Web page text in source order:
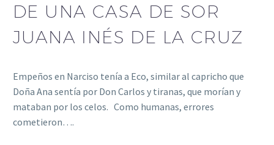
DE UNA CASA DE SOR
JUANA INÉS DE LA CRUZ
Empeños en Narciso tenía a Eco, similar al capricho que
Doña Ana sentía por Don Carlos y tiranas, que morían y
mataban por los celos. Como humanas, errores
cometieron….